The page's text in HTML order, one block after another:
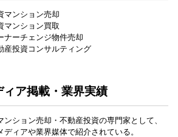
マンション売却
マンション買取
ナーチェンジ物件売却
産投資コンサルティング
ィア掲載・業界実績
ンション売却・不動産投資の専門家として、
ディアや業界媒体で紹介されている。